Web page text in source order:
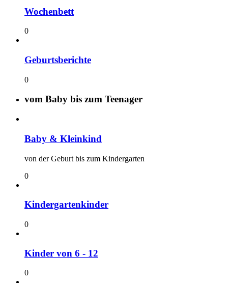
Wochenbett
0
Geburtsberichte
0
vom Baby bis zum Teenager
Baby & Kleinkind
von der Geburt bis zum Kindergarten
0
Kindergartenkinder
0
Kinder von 6 - 12
0